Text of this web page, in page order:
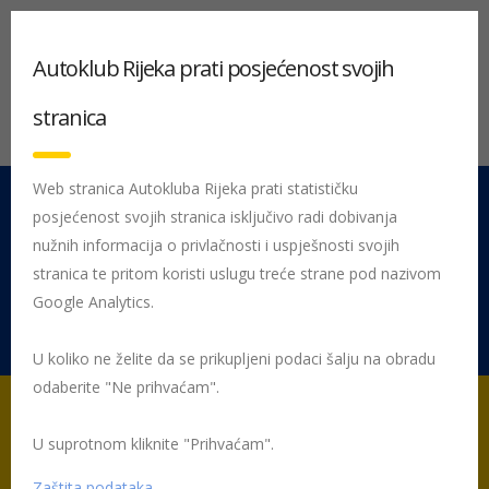
051 212 442 Centrala
Pon - Pet 08:00 - 16:00
Rujevica 9/1, 51000 Rijeka
Početna Posljednje objavljene novosti
Autoklub Rijeka prati posjećenost svojih
stranica
Web stranica Autokluba Rijeka prati statističku
posjećenost svojih stranica isključivo radi dobivanja
nužnih informacija o privlačnosti i uspješnosti svojih
stranica te pritom koristi uslugu treće strane pod nazivom
Google Analytics.
U koliko ne želite da se prikupljeni podaci šalju na obradu
odaberite "Ne prihvaćam".
U suprotnom kliknite "Prihvaćam".